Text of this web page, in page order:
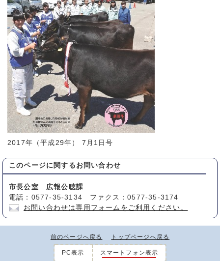
2017年（平成29年） 7月1日号
このページに関する お問い合わせ
市長公室 広報公聴課
電話：0577-35-3134 ファクス：0577-35-3174
お問い合わせは専用フォームをご利用ください。
前のページへ戻る トップページへ戻る
PC表示 スマートフォン表示